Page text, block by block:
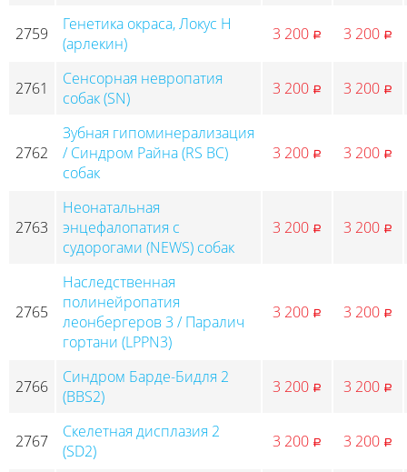
2759
Генетика окраса, Локус H
(арлекин)
3 200 p 3 200 p
2761
Сенсорная невропатия
собак (SN)
3 200 p 3 200 p
2762
Зубная гипоминерализация
/ Синдром Райна (RS BC)
собак
3 200 p 3 200 p
2763
Неонатальная
энцефалопатия с
судорогами (NEWS) собак
3 200 p 3 200 p
2765
Наследственная
полинейропатия
леонбергеров 3 / Паралич
гортани (LPPN3)
3 200 p 3 200 p
2766
Синдром Барде-Бидля 2
(BBS2)
3 200 p 3 200 p
2767
Скелетная дисплазия 2
(SD2)
3 200 p 3 200 p